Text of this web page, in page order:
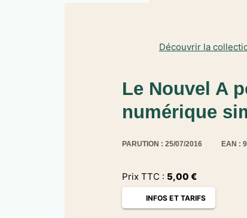
Découvrir la
Le Nouvel A
numérique
PARUTION : 25/07/2016 EAN :
Prix TTC : 5,00 €
INFOS ET TARIFS